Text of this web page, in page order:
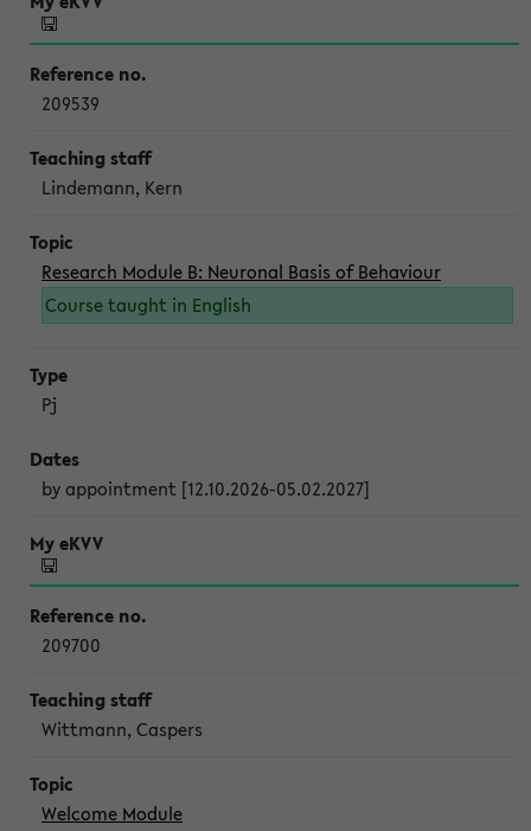
209539
Lindemann, Kern
Research Module B: Neuronal Basis of Behaviour
Course taught in English
Pj
by appointment [12.10.2026-05.02.2027]
209700
Wittmann, Caspers
Welcome Module